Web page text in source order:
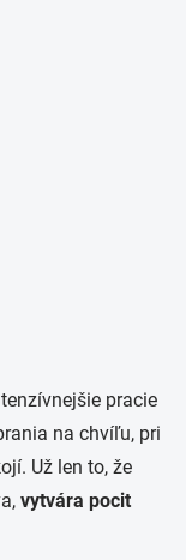
pracie
na chvíľu, pri
Už len to, že
vytvára pocit